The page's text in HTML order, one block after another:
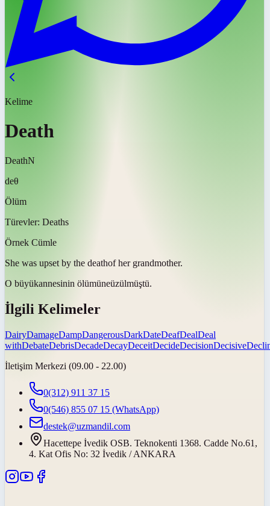
Kelime
Death
DeathN
deθ
Ölüm
Türevler: Deaths
Örnek Cümle
She was upset by the deathof her grandmother.
O büyükannesinin ölümüneüzülmüştü.
İlgili Kelimeler
DairyDamageDampDangerousDarkDateDeafDealDeal
withDebateDebrisDecadeDecayDeceitDecideDecisionDecisive
İletişim Merkezi (09.00 - 22.00)
0(312) 911 37 15
0(546) 855 07 15 (WhatsApp)
destek@uzmandil.com
Hacettepe İvedik OSB. Teknokenti 1368. Cadde No.61,
4. Kat Ofis No: 32 İvedik / ANKARA